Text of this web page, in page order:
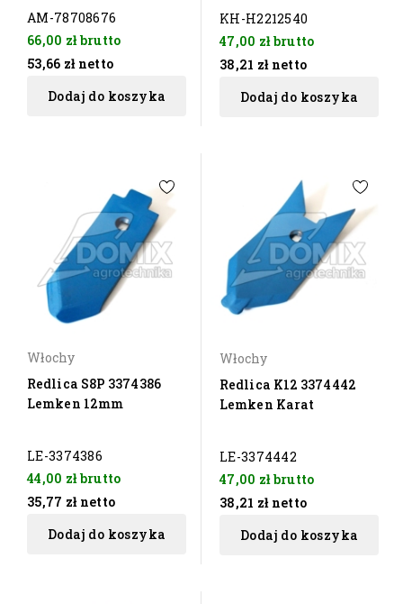
AM-78708676
66,00 złbrutto
53,66 zł netto
Dodaj do koszyka
KH-H2212540
47,00 złbrutto
38,21 zł netto
Dodaj do koszyka
Włochy
Redlica S8P 3374386
Lemken 12mm
LE-3374386
44,00 złbrutto
35,77 zł netto
Dodaj do koszyka
Włochy
Redlica K12 3374442
Lemken Karat
LE-3374442
47,00 złbrutto
38,21 zł netto
Dodaj do koszyka